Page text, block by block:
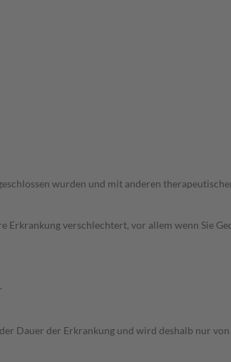
wurden und mit anderen
verschlechtert, vor allem wenn Sie
Dauer der Erkrankung und wird deshalb nur